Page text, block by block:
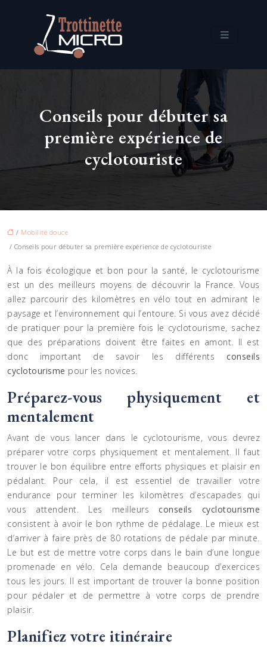
Conseils pour débuter sa
première expérience de
cyclotouriste
/ Mobilité douce
/ Conseils pour débuter sa première expérience de cyclotouriste
À la fois écologique et bon pour la santé, le cyclotourisme
est un des meilleurs moyens de découvrir la France. Vous
allez parcourir des kilomètres en vélo tout en admirant le
paysage et l’environnement qui l’entoure. Si vous avez décidé
de pratiquer pour la première fois le cyclotourisme, sachez
que des préparations doivent être faites en amont. Il est
donc important de savoir les différents conseils
cyclotourisme pour les novices.
Préparez-vous physiquement et
mentalement
Avant de vous lancer dans le cyclotourisme, vous devrez
préparer votre corps physiquement et mentalement. Il faut
trouver le bon équilibre entre efforts physiques et plaisir en
pédalant. Pour cela, il est essentiel de travailler votre
endurance pour terminer les kilomètres d’escapades qui
vous attendent. Les meilleursconseils cyclotourisme
consistent à avoir le bon rythme de pédalage. Le mieux est
d’arriver à faire près de 80 rotations de pédale par minute.
Le but est de mettre votre corps dans le bain d’une longue
promenade en vélo. Cela demande beaucoup d’exercices
tous les jours. Il est important de trouver la bonne position
pour pédaler et de permettre à votre corps de prendre
plaisir.
Planifiez votre itinéraire